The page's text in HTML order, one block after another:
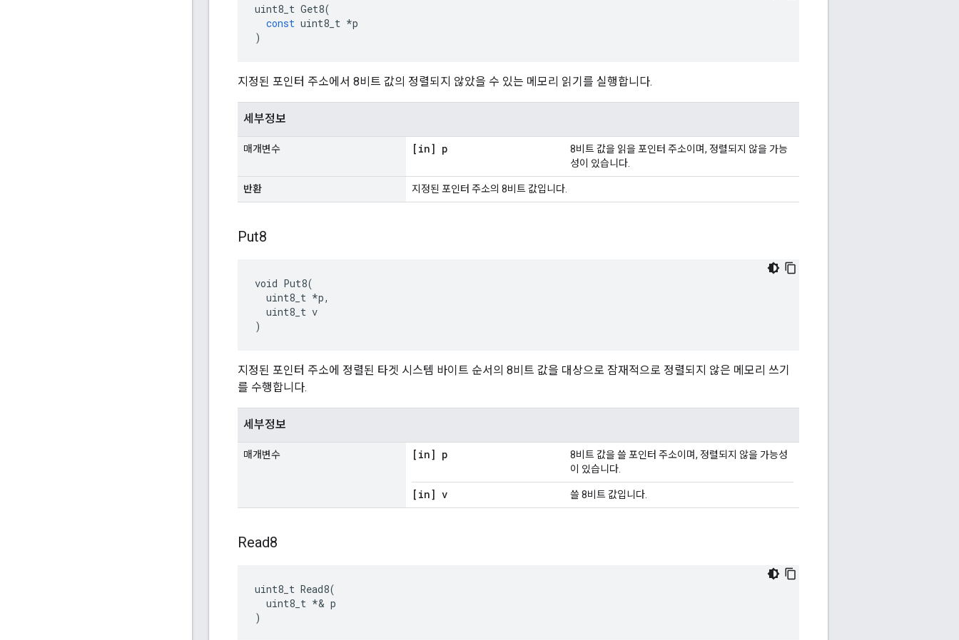
uint8_t Get8(
const uint8_t *p
)
지정된 포인터 주소에서 8비트 값의 정렬되지 않았을 수 있는 메모리 읽기를 실행합니다.
세부정보
매개변수 [in] p
8비트 값을 읽을 포인터 주소이며, 정렬되지 않을 가능
성이 있습니다.
반환 지정된 포인터 주소의 8비트 값입니다.
Put8
void Put8(
  uint8_t *p,
  uint8_t v
)
지정된 포인터 주소에 정렬된 타겟 시스템 바이트 순서의 8비트 값을 대상으로 잠재적으로 정렬되지 않은 메모리 쓰기
를 수행합니다.
세부정보
매개변수 [in] p
8비트 값을 쓸 포인터 주소이며, 정렬되지 않을 가능성
이 있습니다.
[in] v 쓸 8비트 값입니다.
Read8
uint8_t Read8(
  uint8_t *& p
)